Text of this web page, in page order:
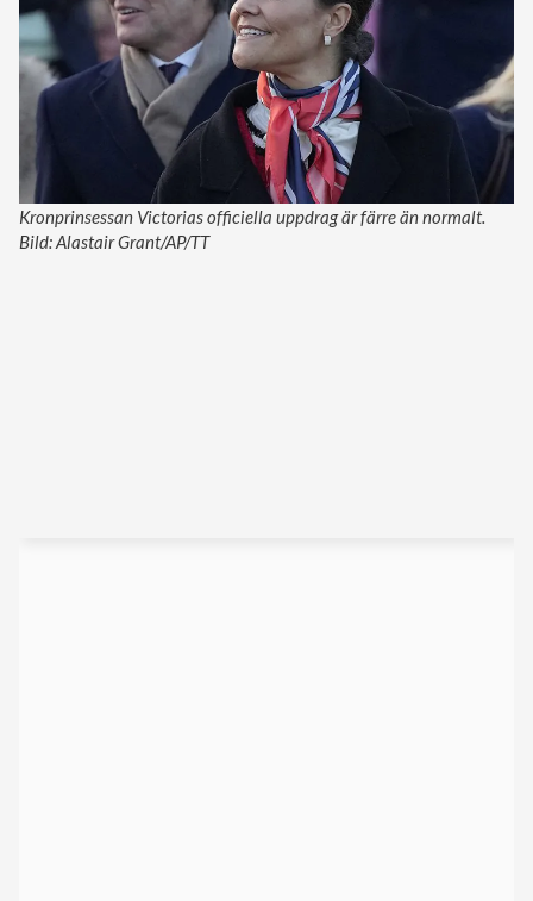
Kronprinsessan Victorias officiella uppdrag är färre än normalt.
Bild: Alastair Grant/AP/TT